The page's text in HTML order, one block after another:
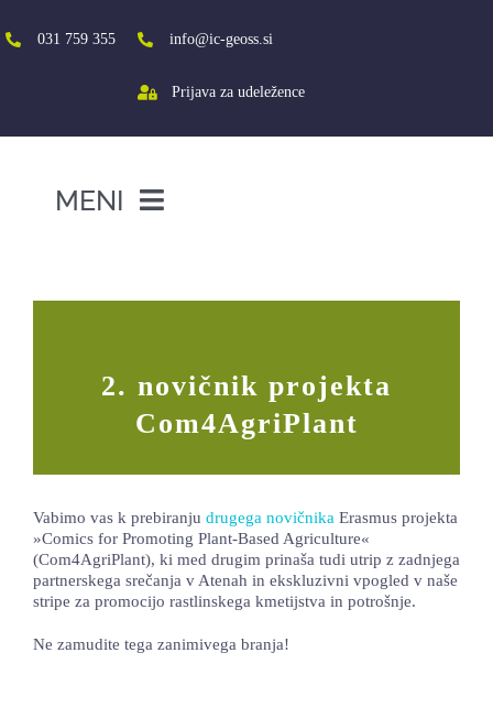
to
content
031 759 355 info@ic-geoss.si
Prijava za udeležence
MENI
O NAS
SREDNJA ŠOLA
SOCIALNA AKTIVACIJA+
LOKALNA TOČKA SVOS
TEČAJI
KNJIŽNICA
2. novičnik projekta
Com4AgriPlant
Vabimo vas k prebiranju drugega novičnika Erasmus projekta
»Comics for Promoting Plant-Based Agriculture«
(Com4AgriPlant), ki med drugim prinaša tudi utrip z zadnjega
partnerskega srečanja v Atenah in ekskluzivni vpogled v naše
stripe za promocijo rastlinskega kmetijstva in potrošnje.
Ne zamudite tega zanimivega branja!